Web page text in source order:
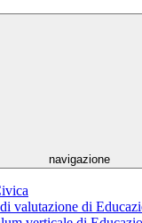
navigazione
valutazione di